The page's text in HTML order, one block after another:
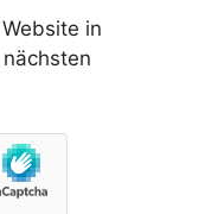
in